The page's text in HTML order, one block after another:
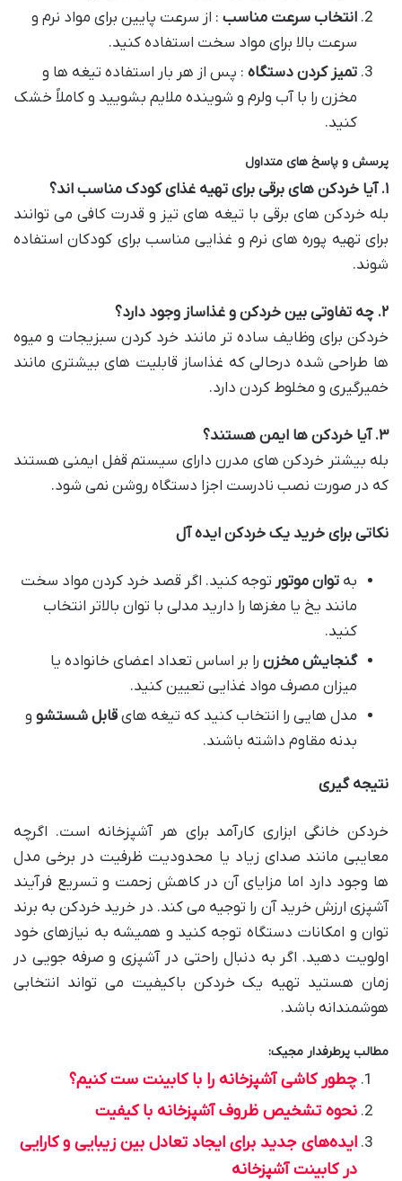
انتخاب سرعت مناسب : از سرعت پایین برای مواد نرم و
سرعت بالا برای مواد سخت استفاده کنید.
تمیز کردن دستگاه : پس از هر بار استفاده تیغه ها و
مخزن را با آب ولرم و شوینده ملایم بشویید و کاملاً خشک
کنید.
پرسش و پاسخ های متداول
۱.آیا خردکن های برقی برای تهیه غذای کودک مناسب اند؟
بله خردکن های برقی با تیغه های تیز و قدرت کافی می توانند
برای تهیه پوره های نرم و غذایی مناسب برای کودکان استفاده
شوند.
۲. چه تفاوتی بین خردکن و غذاساز وجود دارد؟
خردکن برای وظایف ساده تر مانند خرد کردن سبزیجات و میوه
ها طراحی شده درحالی که غذاساز قابلیت های بیشتری مانند
خمیرگیری و مخلوط کردن دارد.
۳.آیا خردکن ها ایمن هستند؟
بله بیشتر خردکن های مدرن دارای سیستم قفل ایمنی هستند
که در صورت نصب نادرست اجزا دستگاه روشن نمی شود.
نکاتی برای خرید یک خردکن ایده آل
به توان موتور توجه کنید. اگر قصد خرد کردن مواد سخت
مانند یخ یا مغزها را دارید مدلی با توان بالاتر انتخاب
کنید.
گنجایش مخزن را بر اساس تعداد اعضای خانواده یا
میزان مصرف مواد غذایی تعیین کنید.
مدل هایی را انتخاب کنید که تیغه هایقابل شستشو و
بدنه مقاوم داشته باشند.
نتیجه گیری
خردکن خانگی ابزاری کارآمد برای هر آشپزخانه است. اگرچه
معایبی مانند صدای زیاد یا محدودیت ظرفیت در برخی مدل
ها وجود دارد اما مزایای آن در کاهش زحمت و تسریع فرآیند
آشپزی ارزش خرید آن را توجیه می کند. در خرید خردکن به برند
توان و امکانات دستگاه توجه کنید و همیشه به نیازهای خود
اولویت دهید. اگر به دنبال راحتی در آشپزی و صرفه جویی در
زمان هستید تهیه یک خردکن باکیفیت می تواند انتخابی
هوشمندانه باشد.
مطالب پرطرفدار مجیک:
چطور کاشی آشپزخانه را با کابینت ست کنیم؟
نحوه تشخیص ظروف آشپزخانه با کیفیت
ایده‌های جدید برای ایجاد تعادل بین زیبایی و کارایی
در کابینت آشپزخانه